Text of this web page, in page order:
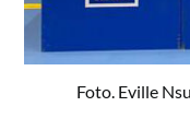
Foto. Eville